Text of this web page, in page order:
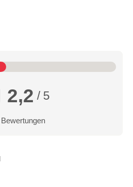
2,2 / 5
Bewertungen